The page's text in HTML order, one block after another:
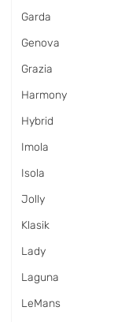
Garda
Genova
Grazia
Harmony
Hybrid
Imola
Isola
Jolly
Klasik
Lady
Laguna
LeMans